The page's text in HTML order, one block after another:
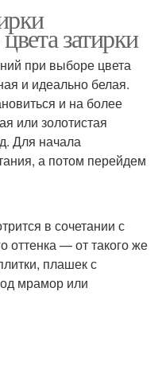
затирки
при выборе цвета
и идеально белая.
и на более
или золотистая
Для начала
а потом перейдем
в сочетании с
оттенка — от такого же
плашек с
мрамор или